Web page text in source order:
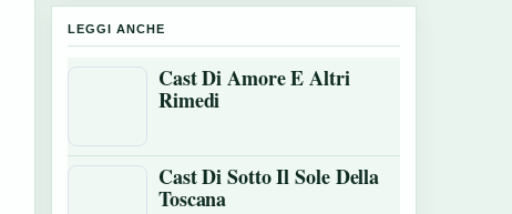
LEGGI ANCHE
Cast Di Amore E Altri
Rimedi
Cast Di Sotto Il Sole Della
Toscana